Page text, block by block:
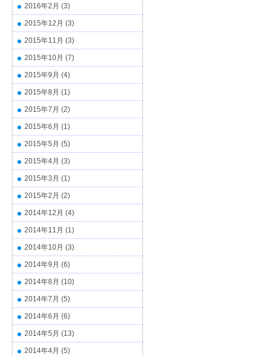
2016年2月 (3)
2015年12月 (3)
2015年11月 (3)
2015年10月 (7)
2015年9月 (4)
2015年8月 (1)
2015年7月 (2)
2015年6月 (1)
2015年5月 (5)
2015年4月 (3)
2015年3月 (1)
2015年2月 (2)
2014年12月 (4)
2014年11月 (1)
2014年10月 (3)
2014年9月 (6)
2014年8月 (10)
2014年7月 (5)
2014年6月 (6)
2014年5月 (13)
2014年4月 (5)